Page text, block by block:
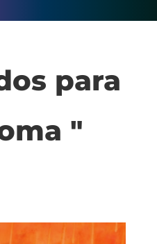
para
"